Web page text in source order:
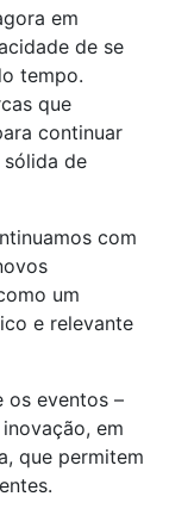
em
de se
tempo.
que
continuar
de
com
um
e relevante
os eventos –
em
que permitem